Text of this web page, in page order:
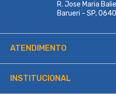
R. Jose Maria
Barueri - SP,
ATENDIMENTO
INSTITUCIONAL